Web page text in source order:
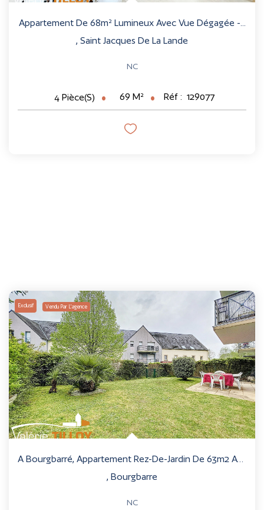
Appartement De 68m² Lumineux Avec Vue Dégagée -...
, Saint Jacques De La Lande
NC
4 Pièce(s) 69 M² Réf : 129077
Exclusif Vendu Par L'agence
A Bourgbarré, Appartement Rez-De-Jardin De 63m2 Avec...
, Bourgbarre
NC